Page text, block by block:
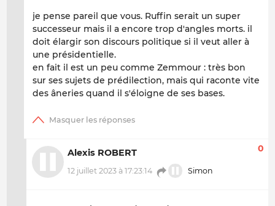
je pense pareil que vous. Ruffin serait un super
successeur mais il a encore trop d'angles morts. il
doit élargir son discours politique si il veut aller à
une présidentielle.
en fait il est un peu comme Zemmour : très bon
sur ses sujets de prédilection, mais qui raconte vite
des âneries quand il s'éloigne de ses bases.
Alexis ROBERT
12 juillet 2023 à 17:23:14 Simon
0